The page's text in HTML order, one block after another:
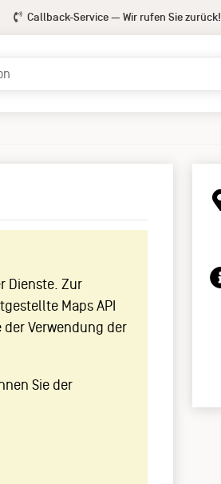
Callback-Service — Wir rufen Sie zurück!
Dienste. Zur
Maps API
der Verwendung der
Sie der